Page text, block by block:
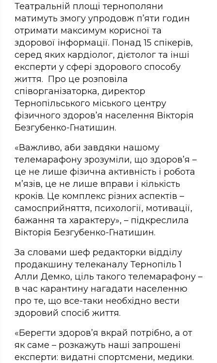
Театральній площі тернополяни
матимуть змогу упродовж п’яти годин
отримати максимум корисної та
здорової інформації. Понад 15 спікерів,
серед яких кардіолог, дієтолог та інші
експерти у сфері здорового способу
життя. Про це розповіла
співорганізаторка, директор
Тернопільського міського центру
фізичного здоров’я населення Вікторія
Безгубенко-Гнатишин.
«Важливо, аби завдяки нашому
телемарафону зрозуміли, що здоров’я –
це не лише фізична активність і робота
м’язів, це не лише вправи і кількість
кроків. Це комплекс різних аспектів –
самосприйняття, психології, мотивації,
бажання та характеру», – підкреслила
Вікторія Безгубенко-Гнатишин.
За словами шеф редакторки відділу
продакшину телеканалу Тернопіль 1
Алли Демко, ціль такого телемарафону –
в час карантину нагадати населенню
про те, що все-таки необхідно вести
здоровий спосіб життя.
«Берегти здоров’я вкрай потрібно, а от
як саме – розкажуть наші запрошені
експерти: видатні спортсмени, медики.